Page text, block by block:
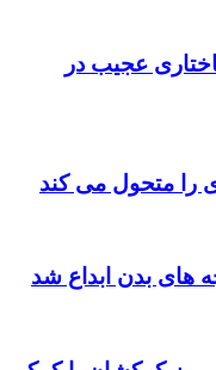
عجیب در
را متحول می کند
های بدن ابداع شد